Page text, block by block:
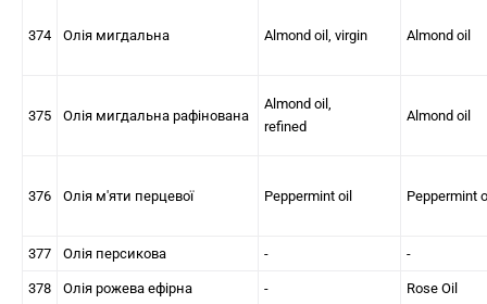
374 Олія мигдальна Almond oil, virgin Almond oil
375 Олія мигдальна рафінована
Almond oil,
refined
Almond oil
376 Олія м'яти перцевої Peppermint oil Peppermint
377 Олія персикова - -
378 Олія рожева ефірна - Rose Oil